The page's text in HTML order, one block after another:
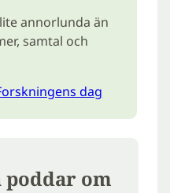
annorlunda än
samtal och
dag
poddar om